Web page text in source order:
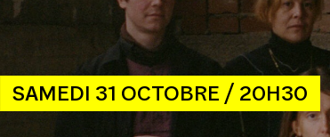
SAMEDI 31 OCTOBRE / 20H30